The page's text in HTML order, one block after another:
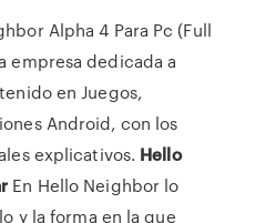
Alpha 4 Para Pc (Full
empresa dedicada a
en Juegos,
Android, con los
explicativos. Hello
En Hello Neighbor lo
y la forma en la que